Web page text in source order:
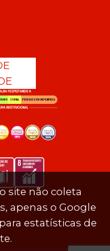
site não coleta
apenas o Google
estatísticas de